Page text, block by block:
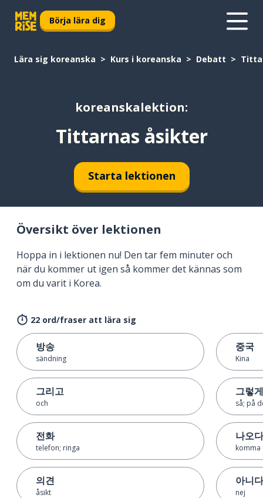
Börja lära dig
Lära sig koreanska Kurs i koreanska Debatt
koreanskalektion:
Tittarnas åsikter
Starta lektionen
Översikt över lektionen
Hoppa in i lektionen nu! Den tar fem minuter och
när du kommer ut igen så kommer det kännas som
om du varit i Korea.
22 ord/fraser att lära sig
방송
sändning
그리고
och
전화
telefon; ringa
의견
åsikt
중국
Kina
그렇게
så; på
나오다
komma
아니다
nej